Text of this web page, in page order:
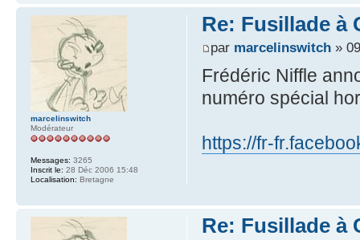
Re: Fusillade à
par marcelinswitch»
Frédéric Niffle
numéro spécial
https://fr-
marcelinswitch
Modérateur
Messages: 3265
Inscrit le: 28 Déc 2006 15:48
Localisation: Bretagne
Re: Fusillade à